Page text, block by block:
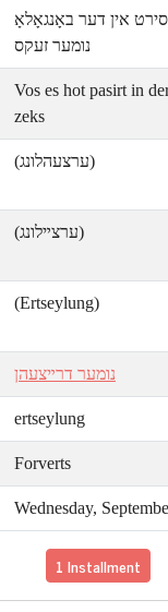
אין דער באָנגאָלאָ
נומער זעקס
Vos es hot pasirt in
zeks
(ערצעהלונג)
(ערצײלונג)
(Ertseylung)
נומער דרײצעהן
ertseylung
Forverts
Wednesday,
1 Installment